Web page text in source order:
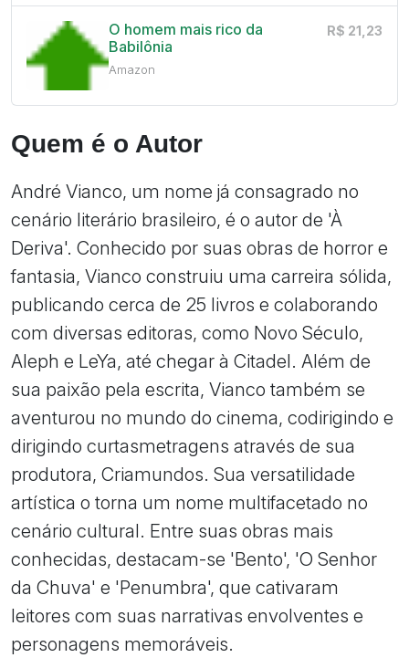
O homem mais rico da
Babilônia
Amazon
R$ 21,23
Quem é o Autor
André Vianco, um nome já consagrado no
cenário literário brasileiro, é o autor de 'À
Deriva'. Conhecido por suas obras de horror e
fantasia, Vianco construiu uma carreira sólida,
publicando cerca de 25 livros e colaborando
com diversas editoras, como Novo Século,
Aleph e LeYa, até chegar à Citadel. Além de
sua paixão pela escrita, Vianco também se
aventurou no mundo do cinema, codirigindo e
dirigindo curtasmetragens através de sua
produtora, Criamundos. Sua versatilidade
artística o torna um nome multifacetado no
cenário cultural. Entre suas obras mais
conhecidas, destacam-se 'Bento', 'O Senhor
da Chuva' e 'Penumbra', que cativaram
leitores com suas narrativas envolventes e
personagens memoráveis.